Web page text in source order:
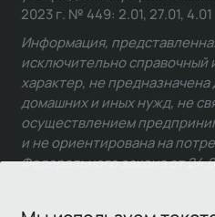
2023 г. № 449: 2.01, 27.01, 4.01
Информация,
исключительно справочный
характер, не
домашних и иных нужд, не
осуществлением
и не ориентирована на
Федерального закона от